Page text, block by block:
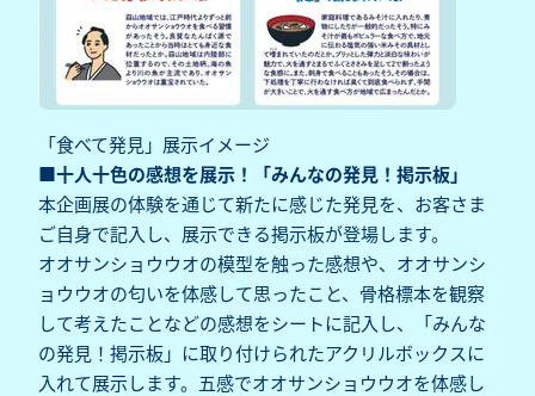
「食べて発見」展示イメージ
■十人十色の感想を展示！「みんなの発見！掲示板」
本企画展の体験を通じて新たに感じた発見を、お客さま
ご自身で記入し、展示できる掲示板が登場します。
オオサンショウウオの模型を触った感想や、オオサンシ
ョウウオの匂いを体感して思ったこと、骨格標本を観察
して考えたことなどの感想をシートに記入し、「みんな
の発見！掲示板」に取り付けられたアクリルボックスに
入れて展示します。五感でオオサンショウウオを体感し